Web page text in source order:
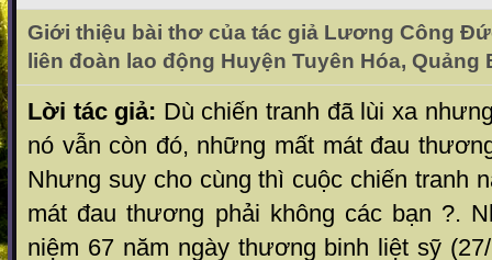
Giới thiệu bài thơ của tác giả Lương Công
liên đoàn lao động Huyện Tuyên Hóa, Quảng
Lời tác giả: Dù chiến tranh đã lùi xa
nó vẫn còn đó, những mất mát đau
Nhưng suy cho cùng thì cuộc chiến tranh
mát đau thương phải không các bạn ?.
niệm 67 năm ngày thương binh liệt sỹ